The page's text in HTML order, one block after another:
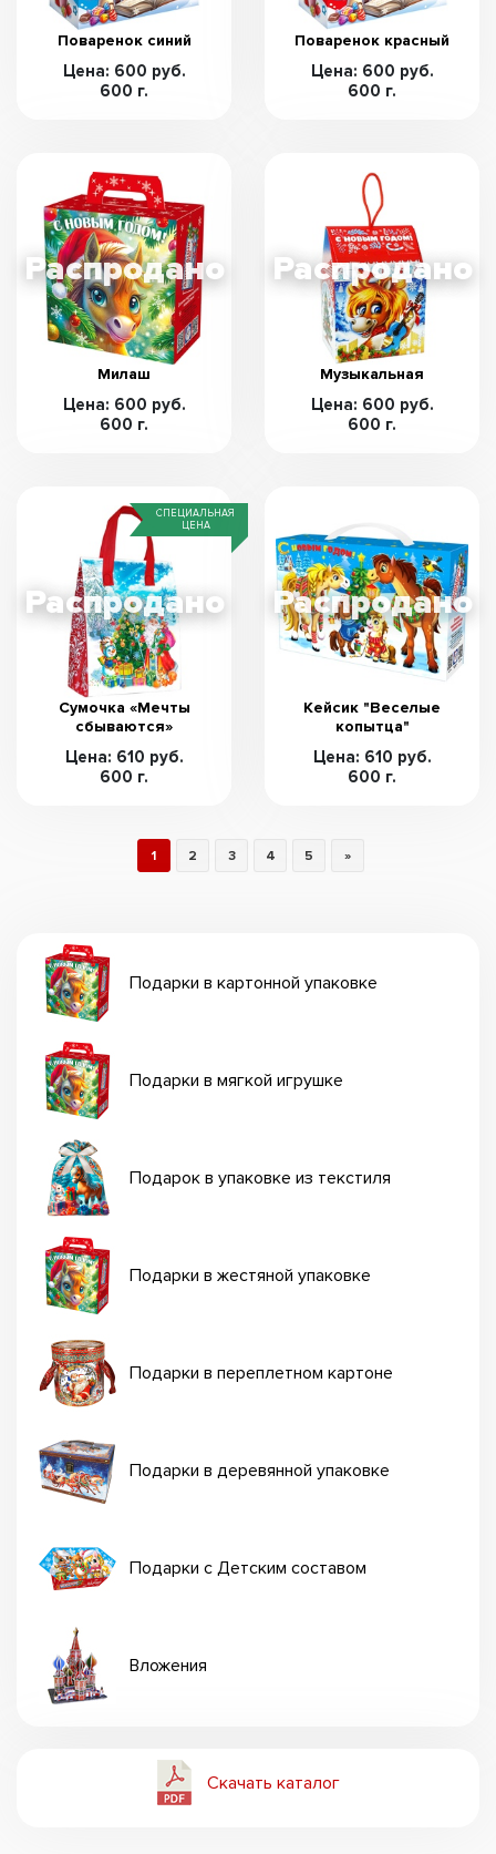
Подарки в картонной упаковке
Подарки в мягкой игрушке
Подарок в упаковке из текстиля
Подарки в жестяной упаковке
Подарки в переплетном картоне
Подарки в деревянной упаковке
Подарки с Детским составом
Вложения
Скачать каталог
Поваренок синий
Цена: 600 руб.
600 г.
Поваренок красный
Цена: 600 руб.
600 г.
Милаш
Цена: 600 руб.
600 г.
Музыкальная
Цена: 600 руб.
600 г.
СПЕЦИАЛЬНАЯ
ЦЕНА
Сумочка «Мечты
сбываются»
Цена: 610 руб.
600 г.
Кейсик "Веселые
копытца"
Цена: 610 руб.
600 г.
1 2 3 4 5 »